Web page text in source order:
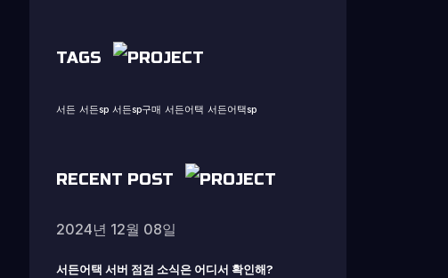
TAGS
서든 서든sp 서든sp구매 서든어택 서든어택sp
RECENT POST
2024년 12월 08일
서든어택 서버 점검 소식은 어디서 확인해?